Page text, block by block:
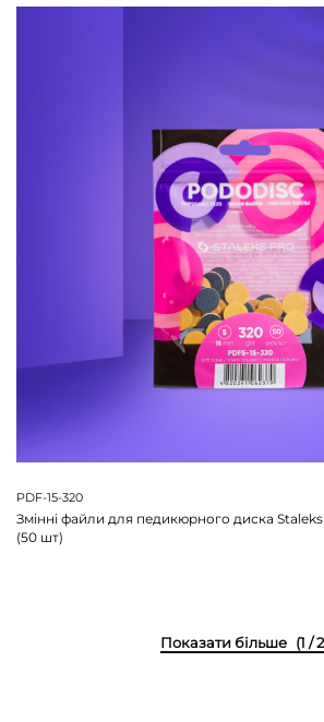
PDF-15-320
Змінні файли для педикюрного диска
(50 шт)
(1 /